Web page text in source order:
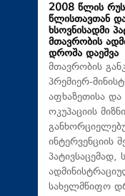
2008 წლის
წლისთავთან
ხსოვნისადმი
მთავრობის
დროშა დაეშვა
მთავრობის
პრემიერ-
აფხაზეთისა
ოკუპაციის
ინტერვენციის
სახელმწიფო